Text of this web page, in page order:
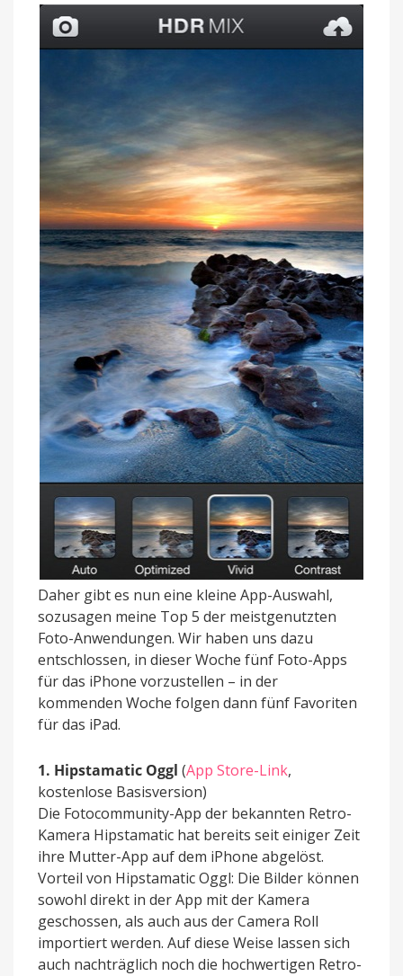
Daher gibt es nun eine kleine App-Auswahl,
sozusagen meine Top 5 der meistgenutzten
Foto-Anwendungen. Wir haben uns dazu
entschlossen, in dieser Woche fünf Foto-Apps
für das iPhone vorzustellen – in der
kommenden Woche folgen dann fünf Favoriten
für das iPad.
1. Hipstamatic Oggl (App Store-Link,
kostenlose Basisversion)
Die Fotocommunity-App der bekannten Retro-
Kamera Hipstamatic hat bereits seit einiger Zeit
ihre Mutter-App auf dem iPhone abgelöst.
Vorteil von Hipstamatic Oggl: Die Bilder können
sowohl direkt in der App mit der Kamera
geschossen, als auch aus der Camera Roll
importiert werden. Auf diese Weise lassen sich
auch nachträglich noch die hochwertigen Retro-